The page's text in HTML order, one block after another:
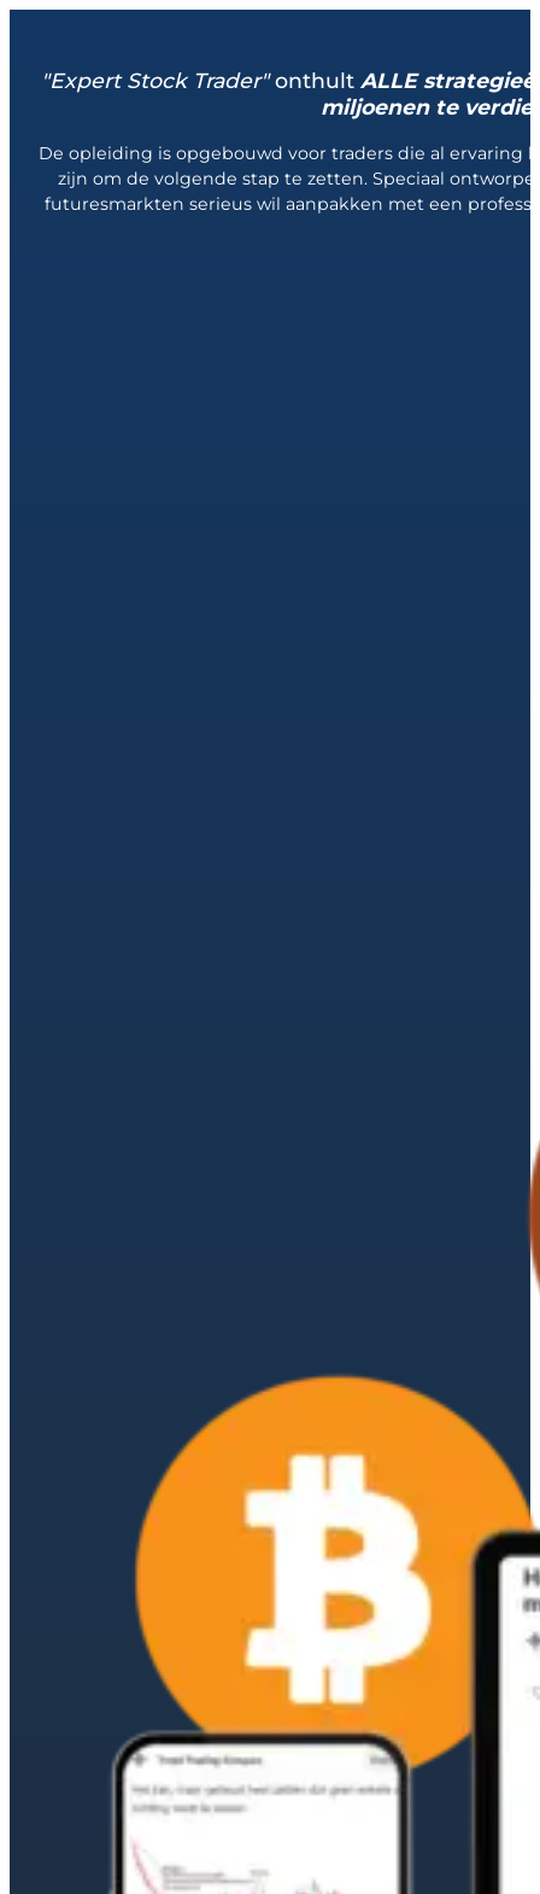
"Expert Stock Trader"onthult ALLE
miljoenen te
De opleiding is opgebouwd voor traders die al ervaring
zijn om de volgende stap te zetten. Speciaal
futuresmarkten serieus wil aanpakken met een